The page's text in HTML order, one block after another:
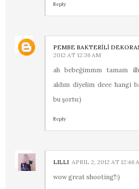
Reply
PEMBE BAKTERİLİ
2012 AT 12:36 AM
ah bebeğimmm tamam
aldım diyelim deee hangi
bu şortu:)
Reply
LILLI APRIL 2, 2012 AT 12:46
wow great shooting!!:)